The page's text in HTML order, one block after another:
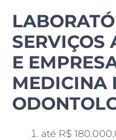
SERVIÇOS
E
MEDICINA
até R$